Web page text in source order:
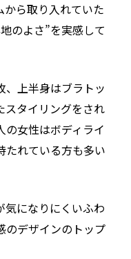
から取り入れていた
のよさ”を実感して
、上半身はブラトッ
スタイリングをされ
の女性はボディライ
たれている方も多い
気になりにくいふわ
のデザインのトップ